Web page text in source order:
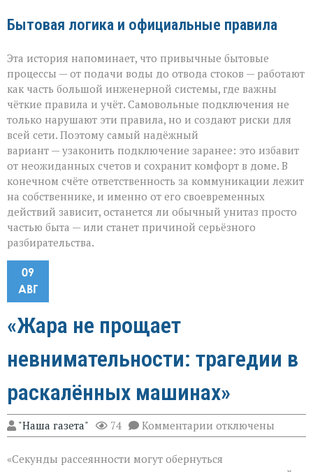
Бытовая логика и официальные правила
Эта история напоминает, что привычные бытовые
процессы — от подачи воды до отвода стоков — работают
как часть большой инженерной системы, где важны
чёткие правила и учёт. Самовольные подключения не
только нарушают эти правила, но и создают риски для
всей сети. Поэтому самый надёжный
вариант — узаконить подключение заранее: это избавит
от неожиданных счетов и сохранит комфорт в доме. В
конечном счёте ответственность за коммуникации лежит
на собственнике, и именно от его своевременных
действий зависит, останется ли обычный унитаз просто
частью быта — или станет причиной серьёзного
разбирательства.
09
АВГ
«Жара не прощает
невнимательности: трагедии в
раскалённых машинах»
"Наша газета" 74 Комментарии к
записи
не
отключены
«Секунды рассеянности могут обернуться